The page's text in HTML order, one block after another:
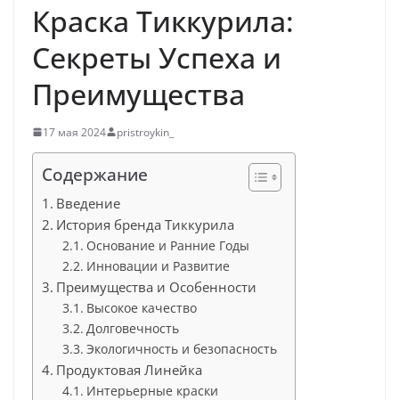
Краска Тиккурила:
Секреты Успеха и
Преимущества
17 мая 2024 pristroykin_
Содержание
Введение
История бренда Тиккурила
Основание и Ранние Годы
Инновации и Развитие
Преимущества и Особенности
Высокое качество
Долговечность
Экологичность и безопасность
Продуктовая Линейка
Интерьерные краски